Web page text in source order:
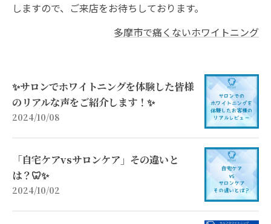
しますので、ご来店をお待ちしております。
多摩市で痛くないホワイトニング
✨サロンでホワイトニングを体験した皆様
のリアルな声をご紹介します！✨
2024/10/08
「自宅ケアvsサロンケア」その違いと
は？🦷✨
2024/10/02